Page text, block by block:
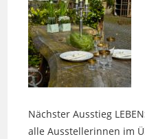
Nächster Ausstieg